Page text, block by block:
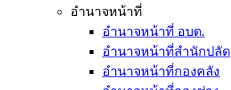
อำนาจหน้าที่
อำนาจหน้าที่ อบต.
อำนาจหน้าที่สำนักปลัด
อำนาจหน้าที่กองคลัง